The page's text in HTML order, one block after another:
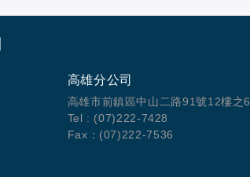
高雄分公司
高雄市前鎮區中山二路91號12樓之6
Tel : (07)222-7428
Fax：(07)222-7536